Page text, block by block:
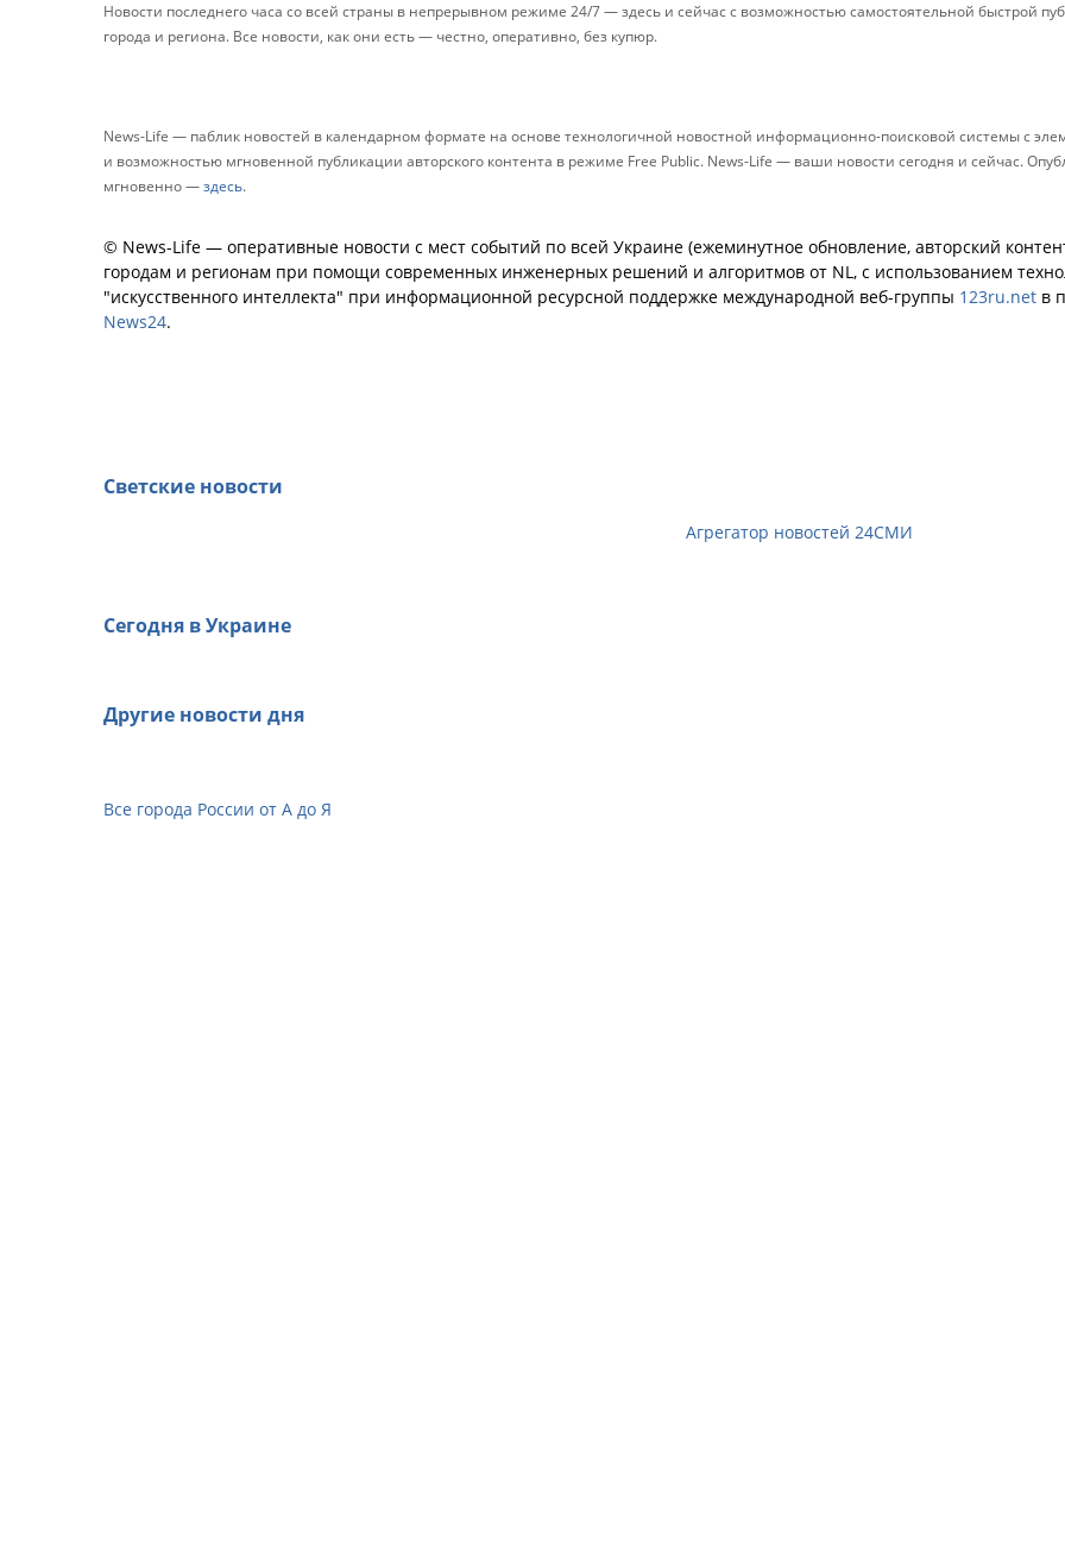
Новости последнего часа со всей страны в непрерывном режиме 24/7 — здесь и сейчас с возможностью самостоятельной быстрой
города и региона. Все новости, как они есть — честно, оперативно, без купюр.
News-Life — паблик новостей в календарном формате на основе технологичной новостной информационно-поисковой системы с
и возможностью мгновенной публикации авторского контента в режиме Free Public. News-Life — ваши новости сегодня и сейчас.
мгновенно —здесь.
© News-Life — оперативные новости с мест событий по всей Украине (ежеминутное обновление, авторский
городам и регионам при помощи современных инженерных решений и алгоритмов от NL, с использованием
"искусственного интеллекта" при информационной ресурсной поддержке международной веб-группы 123ru.net в
News24.
Светские новости
Агрегатор новостей 24СМИ
Сегодня в Украине
Другие новости дня
Все города России от А до Я